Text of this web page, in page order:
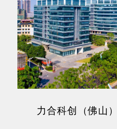
力合科创（佛山